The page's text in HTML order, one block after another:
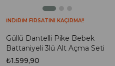
Güllü Dantelli Pike Bebek
Battaniyeli 3lü Alt Açma Seti
₺1.599,90
İNDİRİM FIRSATINI KAÇIRMA!!